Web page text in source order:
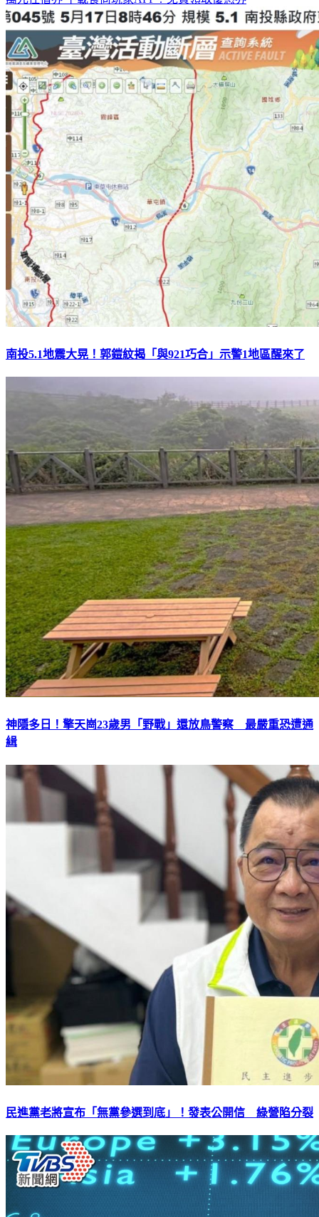
南投5.1地震大晃！郭鎧紋揭「與921巧合」示警1地區醒來了
神隱多日！擎天崗23歲男「野戰」還放鳥警察 最嚴重恐遭通
緝
民進黨老將宣布「無黨參選到底」！發表公開信 綠營陷分裂